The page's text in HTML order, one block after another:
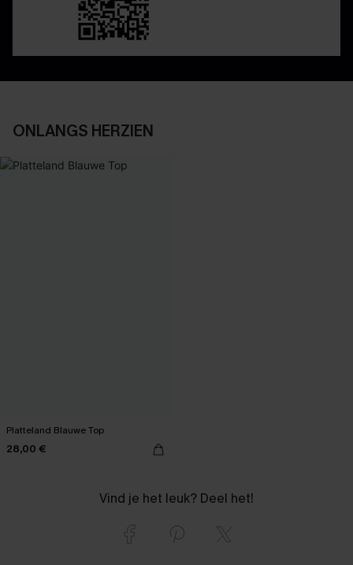
ONLANGS HERZIEN
Platteland Blauwe Top
28,00 €
Vind je het leuk? Deel het!